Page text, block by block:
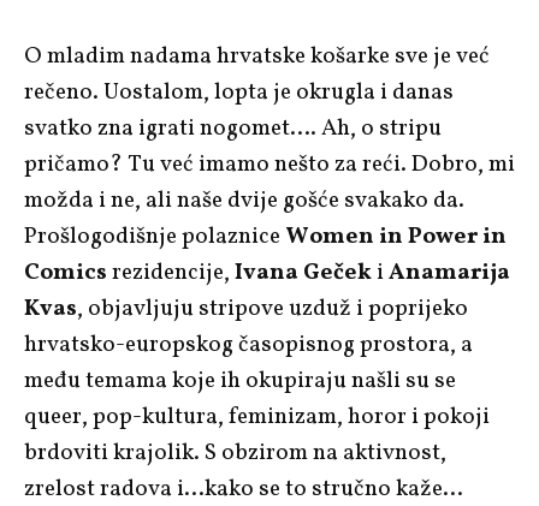
O mladim nadama hrvatske košarke sve je već
rečeno. Uostalom, lopta je okrugla i danas
svatko zna igrati nogomet…. Ah, o stripu
pričamo? Tu već imamo nešto za reći. Dobro, mi
možda i ne, ali naše dvije gošće svakako da.
Prošlogodišnje polaznice Women in Power in
Comicsrezidencije,Ivana GečekiAnamarija
Kvas, objavljuju stripove uzduž i poprijeko
hrvatsko-europskog časopisnog prostora, a
među temama koje ih okupiraju našli su se
queer, pop-kultura, feminizam, horor i pokoji
brdoviti krajolik. S obzirom na aktivnost,
zrelost radova i…kako se to stručno kaže…